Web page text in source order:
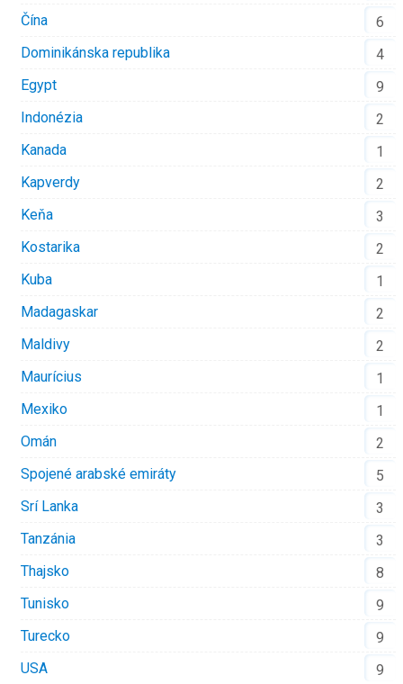
Čína
6
Dominikánska republika
4
Egypt
9
Indonézia
2
Kanada
1
Kapverdy
2
Keňa
3
Kostarika
2
Kuba
1
Madagaskar
2
Maldivy
2
Maurícius
1
Mexiko
1
Omán
2
Spojené arabské emiráty
5
Srí Lanka
3
Tanzánia
3
Thajsko
8
Tunisko
9
Turecko
9
USA
9